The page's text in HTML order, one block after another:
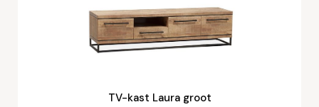
TV-kast Laura groot